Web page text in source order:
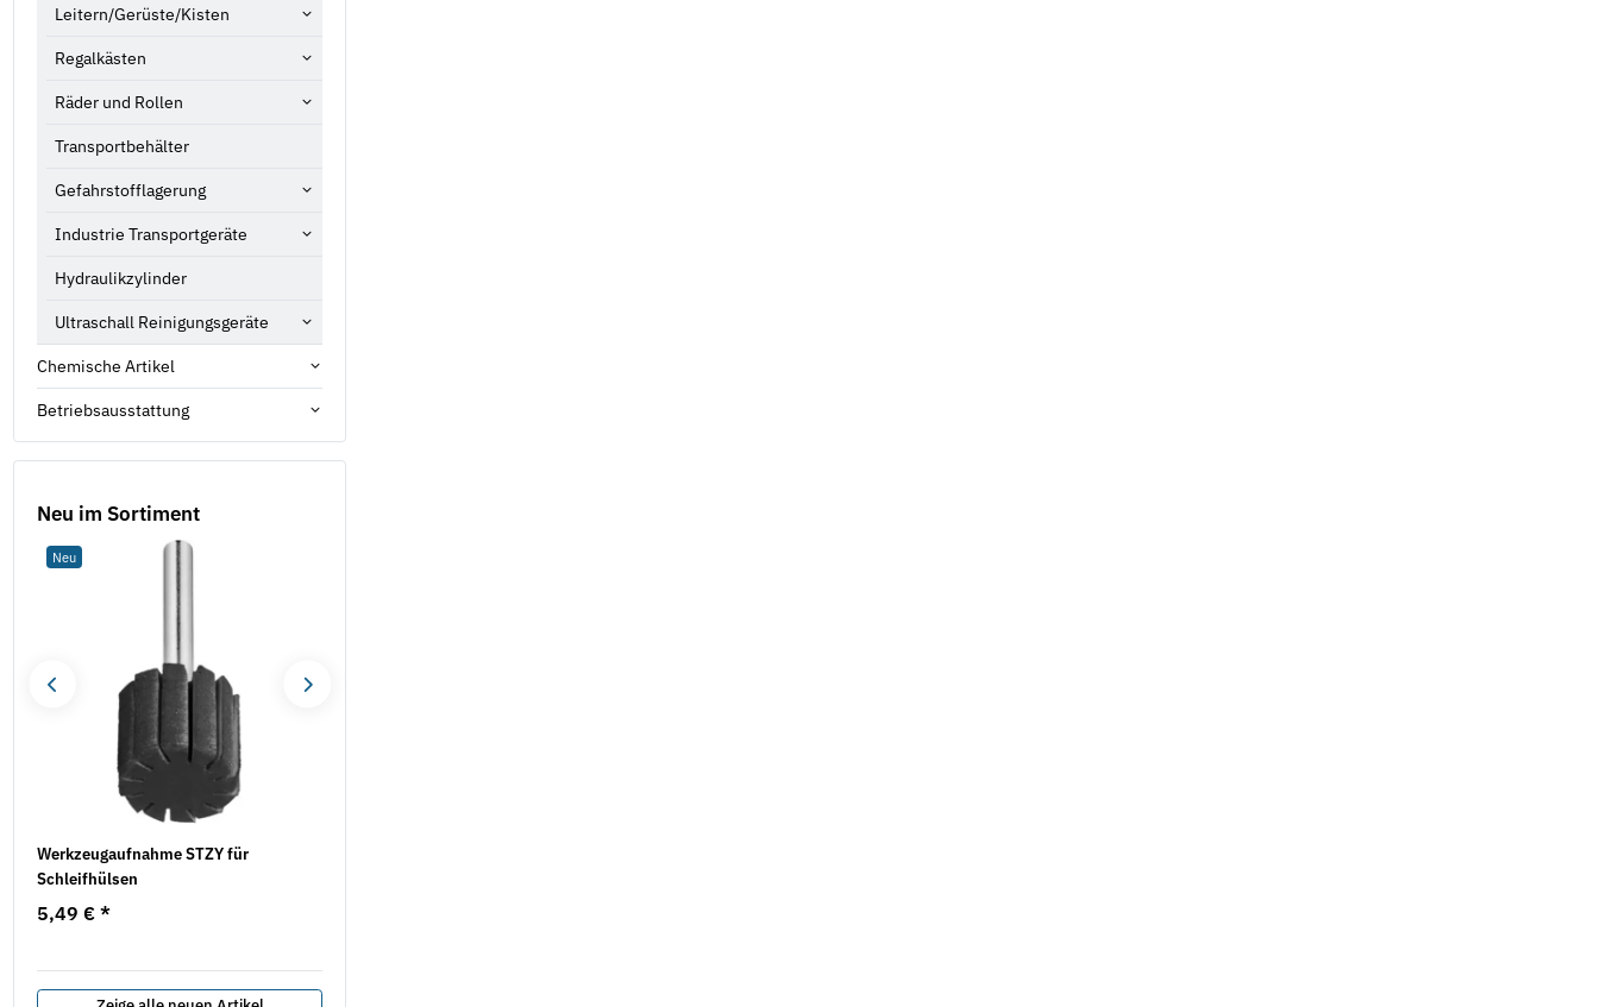
Leitern/Gerüste/Kisten
Regalkästen
Räder und Rollen
Transportbehälter
Gefahrstofflagerung
Industrie Transportgeräte
Hydraulikzylinder
Ultraschall Reinigungsgeräte
Chemische Artikel
Betriebsausstattung
Neu im Sortiment
Neu
Werkzeugaufnahme STZY für
Schleifhülsen
5,49 € *